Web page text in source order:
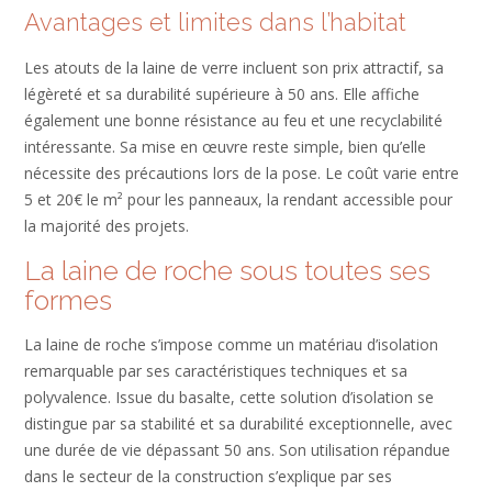
Avantages et limites dans l’habitat
Les atouts de la laine de verre incluent son prix attractif, sa
légèreté et sa durabilité supérieure à 50 ans. Elle affiche
également une bonne résistance au feu et une recyclabilité
intéressante. Sa mise en œuvre reste simple, bien qu’elle
nécessite des précautions lors de la pose. Le coût varie entre
5 et 20€ le m² pour les panneaux, la rendant accessible pour
la majorité des projets.
La laine de roche sous toutes ses
formes
La laine de roche s’impose comme un matériau d’isolation
remarquable par ses caractéristiques techniques et sa
polyvalence. Issue du basalte, cette solution d’isolation se
distingue par sa stabilité et sa durabilité exceptionnelle, avec
une durée de vie dépassant 50 ans. Son utilisation répandue
dans le secteur de la construction s’explique par ses